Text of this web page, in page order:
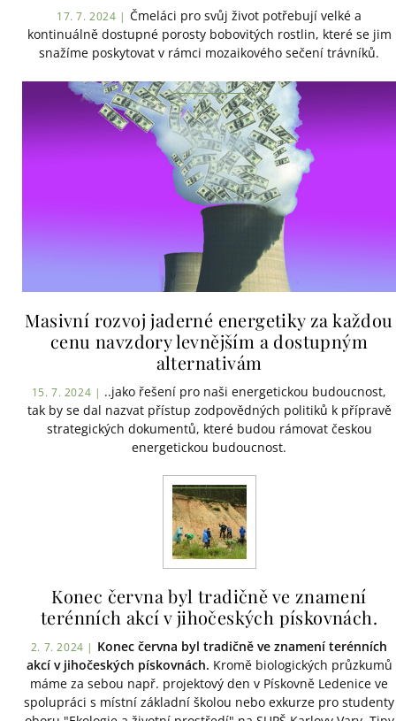
17. 7. 2024 | Čmeláci pro svůj život potřebují velké a
kontinuálně dostupné porosty bobovitých rostlin, které se jim
snažíme poskytovat v rámci mozaikového sečení trávníků.
Masivní rozvoj jaderné energetiky za každou
cenu navzdory levnějším a dostupným
alternativám
15. 7. 2024 | ..jako řešení pro naši energetickou budoucnost,
tak by se dal nazvat přístup zodpovědných politiků k přípravě
strategických dokumentů, které budou rámovat českou
energetickou budoucnost.
Konec června byl tradičně ve znamení
terénních akcí v jihočeských pískovnách.
2. 7. 2024 | Konec června byl tradičně ve znamení terénních
akcí v jihočeských pískovnách. Kromě biologických průzkumů
máme za sebou např. projektový den v Pískovně Ledenice ve
spolupráci s místní základní školou nebo exkurze pro studenty